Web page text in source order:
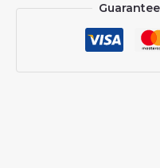
con